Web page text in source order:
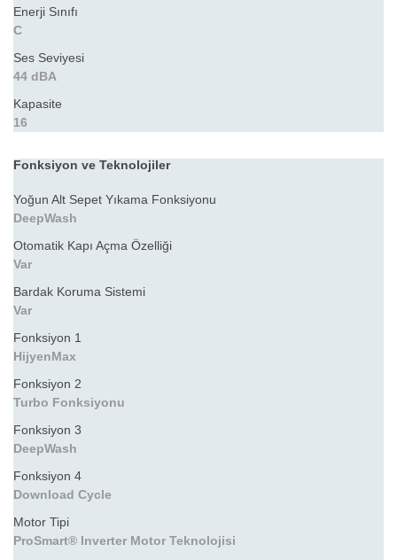
Enerji Sınıfı
C
Ses Seviyesi
44 dBA
Kapasite
16
Fonksiyon ve Teknolojiler
Yoğun Alt Sepet Yıkama Fonksiyonu
DeepWash
Otomatik Kapı Açma Özelliği
Var
Bardak Koruma Sistemi
Var
Fonksiyon 1
HijyenMax
Fonksiyon 2
Turbo Fonksiyonu
Fonksiyon 3
DeepWash
Fonksiyon 4
Download Cycle
Motor Tipi
ProSmart® Inverter Motor Teknolojisi